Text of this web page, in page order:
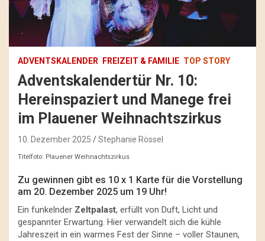
ADVENTSKALENDER FREIZEIT & FAMILIE TOP STORY
Adventskalendertür Nr. 10:
Hereinspaziert und Manege frei
im Plauener Weihnachtszirkus
10. Dezember 2025 Stephanie Rössel
Titelfoto: Plauener Weihnachtszirkus
Zu gewinnen gibt es 10 x 1 Karte für die Vorstellung
am 20. Dezember 2025 um 19 Uhr!
Ein funkelnder Zeltpalast, erfüllt von Duft, Licht und
gespannter Erwartung. Hier verwandelt sich die kühle
Jahreszeit in ein warmes Fest der Sinne – voller Staunen,